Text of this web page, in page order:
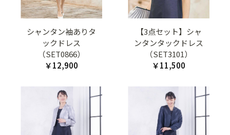
シャンタン袖ありタ
ックドレス
（SET0866）
￥12,900
【3点セット】シャ
ンタンタックドレス
（SET3101）
￥11,500